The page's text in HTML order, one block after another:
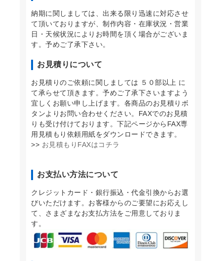
納期に関しましては、出来る限り迅速に対応させ
て頂いておりますが、制作内容・在庫状況・営業
日・天候状況によりお時間を頂く場合がございま
す。予めご了承下さい。
お見積りについて
お見積りのご依頼に関しましては ５０部以上 に
て承らせて頂きます。予めご了承下さいますよう
宜しくお願い申し上げます。各商品のお見積りボ
タンよりお問い合わせください。FAXでのお見積
りも受け付けております。下記ページからFAX専
用見積もり依頼用紙をダウンロードできます。
>> お見積もりFAXはコチラ
お支払い方法について
クレジットカード・銀行振込・代金引換からお選
びいただけます。お客様からのご要望にお応えし
て、さまざまなお支払方法をご用意しておりま
す。